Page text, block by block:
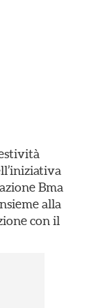
Bma
alla
con il